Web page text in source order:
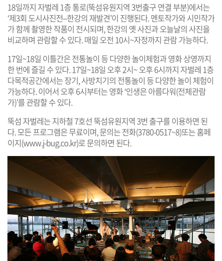
18일까지 자벌레 1층 통로(뚝섬유원지역 3번출구 연결 부분)에서는
‘제3회 도시사진전–한강의 재발견’이 진행된다. 멘토작가와 시민작가
가 함께 촬영한 작품이 전시되며, 한강의 옛 사진과 오늘날의 사진을
비교하며 관람할 수 있다. 매일 오전 10시~자정까지 관람 가능하다.
17일~18일 이틀간은 전통놀이 등 다양한 놀이체험과 영화 상영까지
한 번에 즐길 수 있다. 17일~18일 오후 2시~ 오후 6시까지 자벌레 1층
다목적공간에서는 장기, 사방치기의 전통놀이 등 다양한 놀이 체험이
가능하다. 이어서 오후 6시부터는 영화 ‘인생은 아름다워(전체관람
가)’를 관람할 수 있다.
뚝섬 자벌레는 지하철 7호선 뚝섬유원지역 3번 출구를 이용하면 된
다. 모든 프로그램은 무료이며, 문의는 전화(3780-0517~8)또는 홈페
이지(www.j-bug.co.kr)로 문의하면 된다.